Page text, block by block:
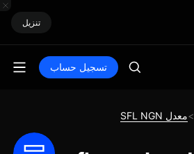
تنزيل
تسجيل حساب
>معدل SFL NGN